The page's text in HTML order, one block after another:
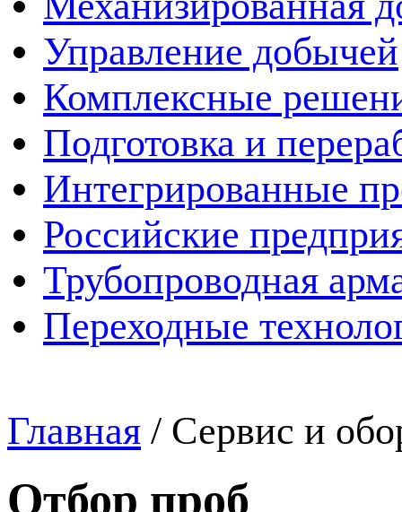
Управление добычей
Комплексные
Подготовка и
Интегрированные
Российские
Трубопроводная
Переходные
Главная / Сервис и
Отбор проб